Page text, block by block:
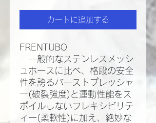
カートに追加する
FRENTUBO
一般的なステンレスメッシ
ュホースに比べ、格段の安全
性を誇るバーストプレッシャ
ー(破裂強度)と運動性能をス
ポイルしないフレキシビリテ
ィー(柔軟性)に加え、絶妙な